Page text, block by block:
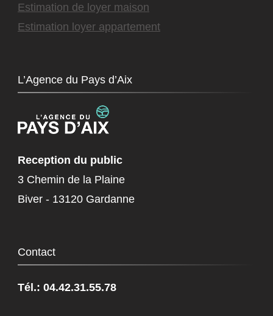
Estimation de loyer maison
Estimation loyer appartement
L’Agence du Pays d’Aix
Reception du public
3 Chemin de la Plaine
Biver - 13120 Gardanne
Contact
Tél.: 04.42.31.55.78